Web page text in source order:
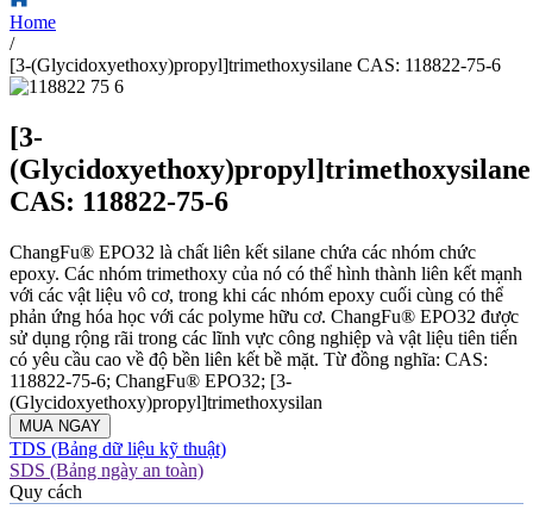
Home
/
[3-(Glycidoxyethoxy)propyl]trimethoxysilane CAS: 118822-75-6
[3-
(Glycidoxyethoxy)propyl]trimethoxysilane
CAS: 118822-75-6
ChangFu® EPO32 là chất liên kết silane chứa các nhóm chức
epoxy. Các nhóm trimethoxy của nó có thể hình thành liên kết mạnh
với các vật liệu vô cơ, trong khi các nhóm epoxy cuối cùng có thể
phản ứng hóa học với các polyme hữu cơ. ChangFu® EPO32 được
sử dụng rộng rãi trong các lĩnh vực công nghiệp và vật liệu tiên tiến
có yêu cầu cao về độ bền liên kết bề mặt. Từ đồng nghĩa: CAS:
118822-75-6; ChangFu® EPO32; [3-
(Glycidoxyethoxy)propyl]trimethoxysilan
MUA NGAY
TDS (Bảng dữ liệu kỹ thuật)
SDS (Bảng ngày an toàn)
Quy cách